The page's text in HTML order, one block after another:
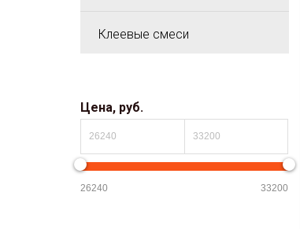
Клеевые смеси
Цена, руб.